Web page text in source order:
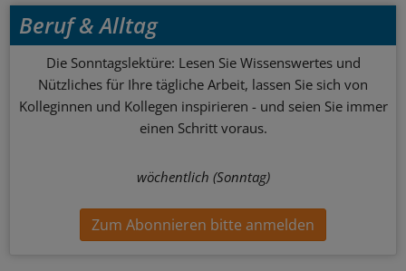
Beruf & Alltag
Die Sonntagslektüre: Lesen Sie Wissenswertes und
Nützliches für Ihre tägliche Arbeit, lassen Sie sich von
Kolleginnen und Kollegen inspirieren - und seien Sie immer
einen Schritt voraus.
wöchentlich (Sonntag)
Zum Abonnieren bitte anmelden